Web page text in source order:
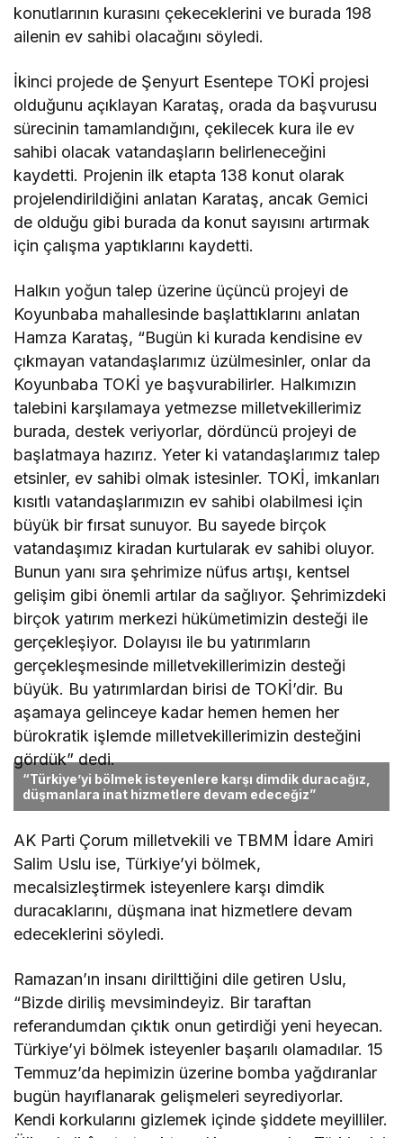
konutlarının kurasını çekeceklerini ve burada 198
ailenin ev sahibi olacağını söyledi.
İkinci projede de Şenyurt Esentepe TOKİ projesi
olduğunu açıklayan Karataş, orada da başvurusu
sürecinin tamamlandığını, çekilecek kura ile ev
sahibi olacak vatandaşların belirleneceğini
kaydetti. Projenin ilk etapta 138 konut olarak
projelendirildiğini anlatan Karataş, ancak Gemici
de olduğu gibi burada da konut sayısını artırmak
için çalışma yaptıklarını kaydetti.
Halkın yoğun talep üzerine üçüncü projeyi de
Koyunbaba mahallesinde başlattıklarını anlatan
Hamza Karataş, “Bugün ki kurada kendisine ev
çıkmayan vatandaşlarımız üzülmesinler, onlar da
Koyunbaba TOKİ ye başvurabilirler. Halkımızın
talebini karşılamaya yetmezse milletvekillerimiz
burada, destek veriyorlar, dördüncü projeyi de
başlatmaya hazırız. Yeter ki vatandaşlarımız talep
etsinler, ev sahibi olmak istesinler. TOKİ, imkanları
kısıtlı vatandaşlarımızın ev sahibi olabilmesi için
büyük bir fırsat sunuyor. Bu sayede birçok
vatandaşımız kiradan kurtularak ev sahibi oluyor.
Bunun yanı sıra şehrimize nüfus artışı, kentsel
gelişim gibi önemli artılar da sağlıyor. Şehrimizdeki
birçok yatırım merkezi hükümetimizin desteği ile
gerçekleşiyor. Dolayısı ile bu yatırımların
gerçekleşmesinde milletvekillerimizin desteği
büyük. Bu yatırımlardan birisi de TOKİ’dir. Bu
aşamaya gelinceye kadar hemen hemen her
bürokratik işlemde milletvekillerimizin desteğini
gördük” dedi.
“Türkiye’yi bölmek isteyenlere karşı dimdik duracağız,
düşmanlara inat hizmetlere devam edeceğiz”
AK Parti Çorum milletvekili ve TBMM İdare Amiri
Salim Uslu ise, Türkiye’yi bölmek,
mecalsizleştirmek isteyenlere karşı dimdik
duracaklarını, düşmana inat hizmetlere devam
edeceklerini söyledi.
Ramazan’ın insanı dirilttiğini dile getiren Uslu,
“Bizde diriliş mevsimindeyiz. Bir taraftan
referandumdan çıktık onun getirdiği yeni heyecan.
Türkiye’yi bölmek isteyenler başarılı olamadılar. 15
Temmuz’da hepimizin üzerine bomba yağdıranlar
bugün hayıflanarak gelişmeleri seyrediyorlar.
Kendi korkularını gizlemek içinde şiddete meyilliler.